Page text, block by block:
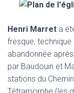
Henri Marret a
fresque, technique
abandonnée
par Baudouin et
stations du